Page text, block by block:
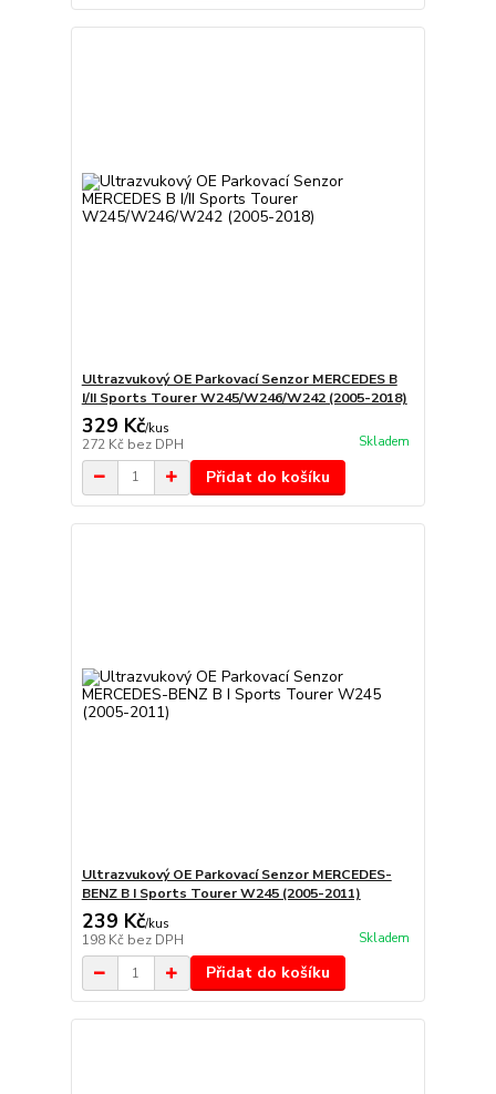
Ultrazvukový OE Parkovací Senzor MERCEDES B
I/II Sports Tourer W245/W246/W242 (2005-2018)
329 Kč/kus
272 Kč bez DPH Skladem
Přidat do košíku
Ultrazvukový OE Parkovací Senzor MERCEDES-
BENZ B I Sports Tourer W245 (2005-2011)
239 Kč/kus
198 Kč bez DPH Skladem
Přidat do košíku